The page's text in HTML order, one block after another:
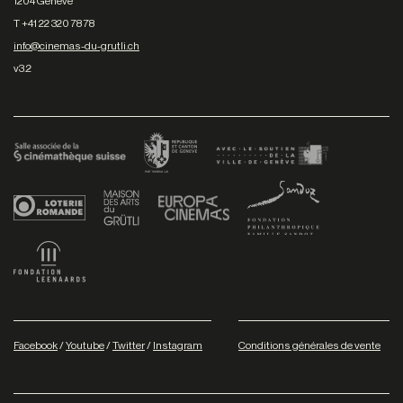
T +41 22 320 78 78
info@cinemas-du-grutli.ch
v3.2
Facebook/Youtube/Twitter/ Instagram Conditions générales de vente